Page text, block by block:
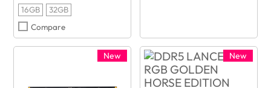
16GB
32GB
Compare
New New